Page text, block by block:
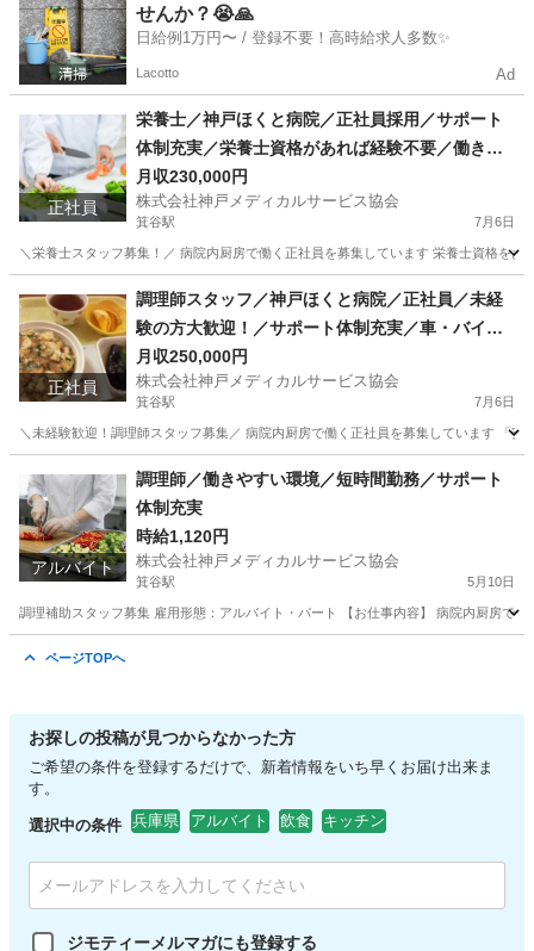
せんか？😭🙏
日給例1万円〜 / 登録不要！高時給求人多数✨
Lacotto Ad
正社員
栄養士／神戸ほくと病院／正社員採用／サポート
体制充実／栄養士資格があれば経験不要／働きや
すい環境◎
月収230,000円
株式会社神戸メディカルサービス協会
箕谷駅 7月6日
＼栄養士スタッフ募集！／ 病院内厨房で働く正社員を募集しています 栄養士資格を
箕谷駅 病院
正社員
調理師スタッフ／神戸ほくと病院／正社員／未経
験の方大歓迎！／サポート体制充実／車・バイク
通勤OK！
月収250,000円
株式会社神戸メディカルサービス協会
箕谷駅 7月6日
＼未経験歓迎！調理師スタッフ募集／ 病院内厨房で働く正社員を募集しています 「
箕谷駅 飲食 病院
アルバイト
調理師／働きやすい環境／短時間勤務／サポート
体制充実
時給1,120円
株式会社神戸メディカルサービス協会
箕谷駅 5月10日
調理補助スタッフ募集 雇用形態：アルバイト・パート 【お仕事内容】 病院内厨房で
ページTOPへ
お探しの投稿が見つからなかった方
ご希望の条件を登録するだけで、新着情報をいち早くお届け出来ま
す。
選択中の条件 兵庫県 アルバイト 飲食 キッチン
ジモティーメルマガにも登録する